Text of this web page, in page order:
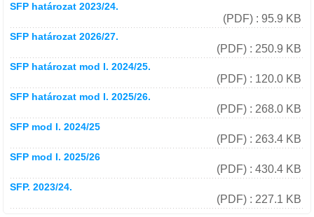
SFP határozat 2023/24.
(PDF) : 95.9 KB
SFP határozat 2026/27.
(PDF) : 250.9 KB
SFP határozat mod I. 2024/25.
(PDF) : 120.0 KB
SFP határozat mod I. 2025/26.
(PDF) : 268.0 KB
SFP mod I. 2024/25
(PDF) : 263.4 KB
SFP mod I. 2025/26
(PDF) : 430.4 KB
SFP. 2023/24.
(PDF) : 227.1 KB